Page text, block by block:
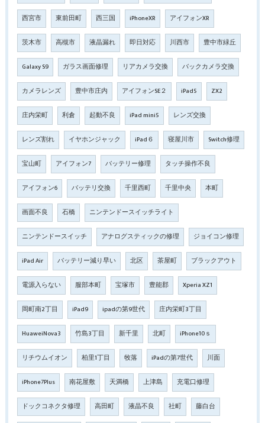
西宮市 東前田町 西三国 iPhoneXR アイフォンXR
茨木市 高槻市 液晶漏れ 即日対応 川西市 豊中市緑丘
Galaxy S9 ガラス画面修理 リアカメラ交換 バックカメラ交換
カメラレンズ 豊中市庄内 アイフォンSE２ iPad5 ZX2
庄内栄町 利倉 起動不良 iPad mini5 レンズ交換
レンズ割れ イヤホンジャック iPad６ 寝屋川市 Switch修理
宝山町 アイフォン7 バッテリー修理 タッチ操作不良
アイフォン6 バッテリ交換 千里西町 千里中央 本町
画面不良 石橋 ニンテンドースイッチライト
ニンテンドースイッチ アナログスティックの修理 ジョイコン修理
iPad Air バッテリー減り早い 北区 茶屋町 ブラックアウト
電源入らない 服部本町 宝塚市 豊能郡 Xperia XZ1
岡町南2丁目 iPad9 ipadの第9世代 庄内栄町3丁目
HuaweiNova3 竹島3丁目 新千里 北町 iPhone10ｓ
リチウムイオン 柏里1丁目 牧落 iPadの第7世代 川面
iPhone7Plus 南花屋敷 天満橋 上津島 充電口修理
ドックコネクタ修理 高田町 液晶不良 社町 藤白台